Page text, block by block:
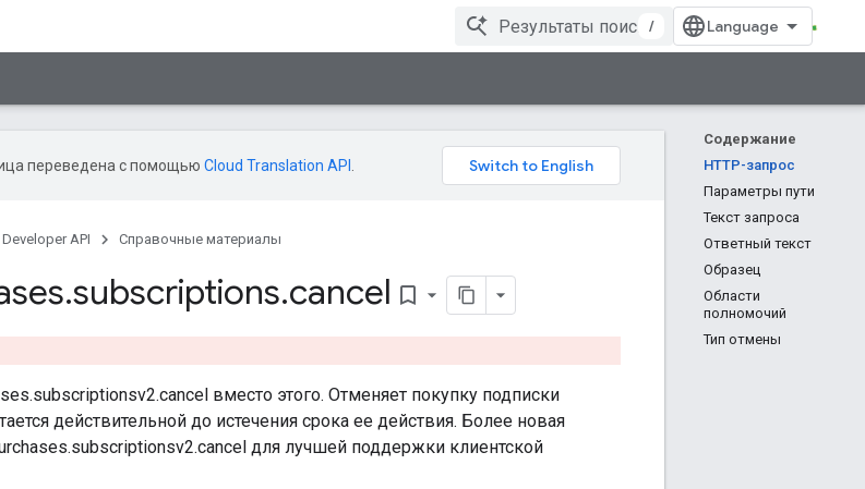
/
Содержание
HTTP-запрос
Параметры пути
Текст запроса
Ответный текст
Образец
Области
полномочий
Тип отмены
переведена с помощью Cloud Translation API
API Справочные материалы
.subscriptions.cancel bookmark_border
вместо этого. Отменяет покупку подписки
действительной до истечения срока ее действия. Более новая
для лучшей поддержки клиентской